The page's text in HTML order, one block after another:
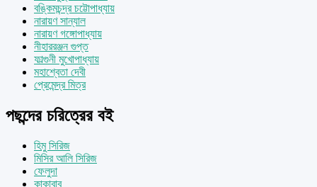
বঙ্কিমচন্দ্র চট্টোপাধ্যায়
নারায়ণ সান্যাল
নারায়ণ গঙ্গোপাধ্যায়
নীহাররঞ্জন গুপ্ত
ফাল্গুনী মুখোপাধ্যায়
মহাশ্বেতা দেবী
প্রেমেন্দ্র মিত্র
পছন্দের চরিত্রের বই
হিমু সিরিজ
মিসির আলি সিরিজ
ফেলুদা
কাকাবাবু